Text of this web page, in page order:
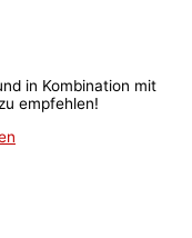
in Kombination mit
empfehlen!